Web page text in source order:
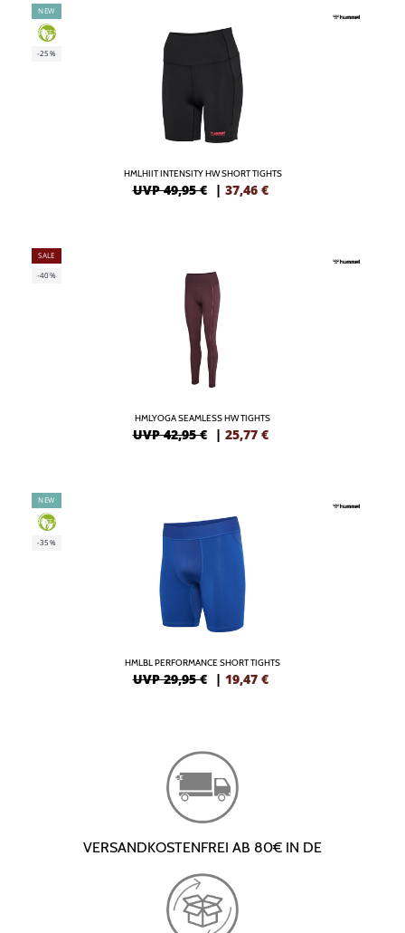
NEW
GREEN
-25%
HMLHIIT INTENSITY HW SHORT TIGHTS
UVP 49,95 € | 37,46 €
SALE
-40%
HMLYOGA SEAMLESS HW TIGHTS
UVP 42,95 € | 25,77 €
NEW
GREEN
-35%
HMLBL PERFORMANCE SHORT TIGHTS
UVP 29,95 € | 19,47 €
VERSANDKOSTENFREI AB 80€ IN DE